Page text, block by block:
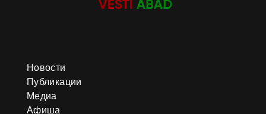
Новости
Публикации
Медиа
Афиша